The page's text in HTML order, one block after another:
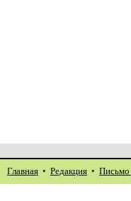
Главная • Редакция • Письмо